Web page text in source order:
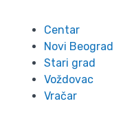
Centar
Novi Beograd
Stari grad
Voždovac
Vračar